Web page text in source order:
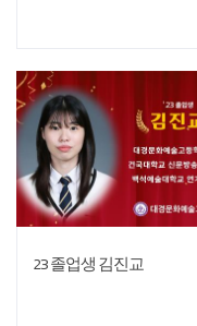
23 졸업생 김진교